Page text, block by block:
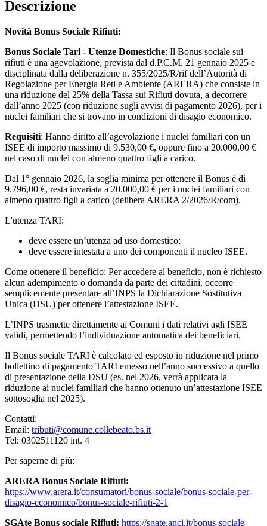
Descrizione
Novità Bonus Sociale Rifiuti:
Bonus Sociale Tari - Utenze Domestiche: Il Bonus sociale sui
rifiuti è una agevolazione, prevista dal d.P.C.M. 21 gennaio 2025 e
disciplinata dalla deliberazione n. 355/2025/R/rif dell’Autorità di
Regolazione per Energia Reti e Ambiente (ARERA) che consiste in
una riduzione del 25% della Tassa sui Rifiuti dovuta, a decorrere
dall’anno 2025 (con riduzione sugli avvisi di pagamento 2026), per i
nuclei familiari che si trovano in condizioni di disagio economico.
Requisiti: Hanno diritto all’agevolazione i nuclei familiari con un
ISEE di importo massimo di 9.530,00 €, oppure fino a 20.000,00 €
nel caso di nuclei con almeno quattro figli a carico.
Dal 1° gennaio 2026, la soglia minima per ottenere il Bonus è di
9.796,00 €, resta invariata a 20.000,00 € per i nuclei familiari con
almeno quattro figli a carico (delibera ARERA 2/2026/R/com).
L'utenza TARI:
deve essere un’utenza ad uso domestico;
deve essere intestata a uno dei componenti il nucleo ISEE.
Come ottenere il beneficio: Per accedere al beneficio, non è richiesto
alcun adempimento o domanda da parte dei cittadini, occorre
semplicemente presentare all’INPS la Dichiarazione Sostitutiva
Unica (DSU) per ottenere l’attestazione ISEE.
L’INPS trasmette direttamente ai Comuni i dati relativi agli ISEE
validi, permettendo l’individuazione automatica dei beneficiari.
Il Bonus sociale TARI è calcolato ed esposto in riduzione nel primo
bollettino di pagamento TARI emesso nell’anno successivo a quello
di presentazione della DSU (es. nel 2026, verrà applicata la
riduzione ai nuclei familiari che hanno ottenuto un’attestazione ISEE
sottosoglia nel 2025).
Contatti:
Email: tributi@comune.collebeato.bs.it
Tel: 0302511120 int. 4
Per saperne di più:
ARERA Bonus Sociale Rifiuti:
https://www.arera.it/consumatori/bonus-sociale/bonus-sociale-per-
disagio-economico/bonus-sociale-rifiuti-2-1
SGAte Bonus sociale Rifiuti: https://sgate.anci.it/bonus-sociale-